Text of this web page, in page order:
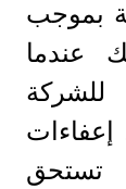
بموجب
عندما
للشركة
إعفاءات
تستحق